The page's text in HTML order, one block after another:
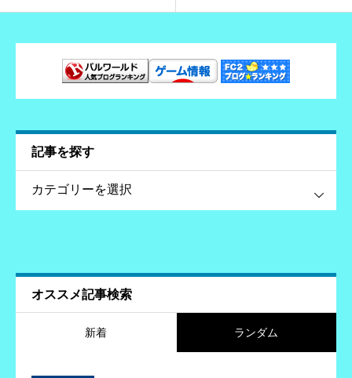
記事を探す
オススメ記事検索
新着 ランダム